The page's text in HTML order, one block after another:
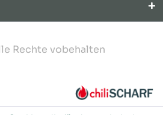
Rechte vobehalten